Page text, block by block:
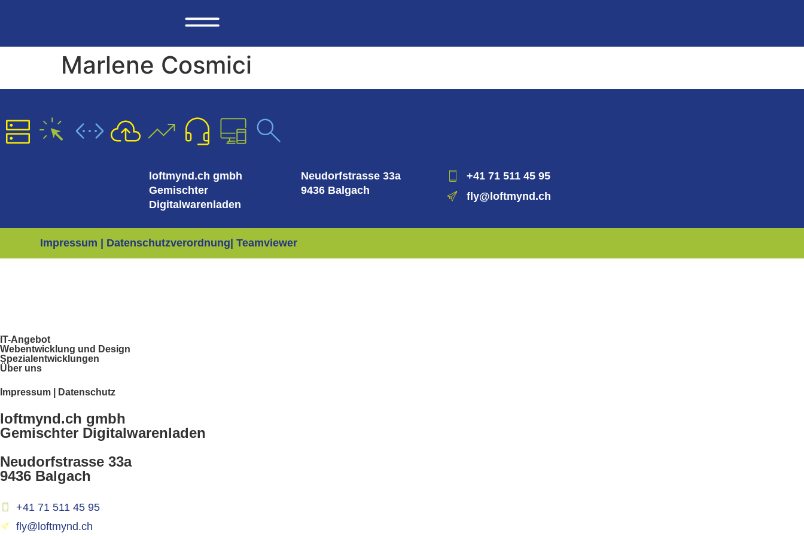
Marlene Cosmici
loftmynd.ch gmbh
Gemischter
Digitalwarenladen
Neudorfstrasse 33a
9436 Balgach
+41 71 511 45 95
fly@loftmynd.ch
Impressum | Datenschutzverordnung | Teamviewer
IT-Angebot
Webentwicklung und Design
Spezialentwicklungen
Über uns
Impressum | Datenschutz
loftmynd.ch gmbh
Gemischter Digitalwarenladen
Neudorfstrasse 33a
9436 Balgach
+41 71 511 45 95
fly@loftmynd.ch